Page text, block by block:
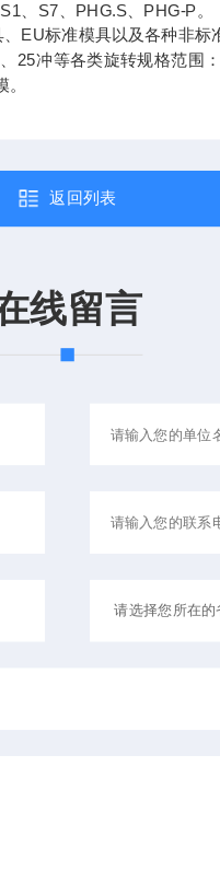
、S7、PHG.S、PHG-P。
EU标准模具以及各种非标
25冲等各类旋转规格范围
返回列表
线留言